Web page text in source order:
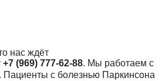
нас ждёт
+7 (969) 777-62-88. Мы работаем с
Пациенты с болезнью Паркинсона